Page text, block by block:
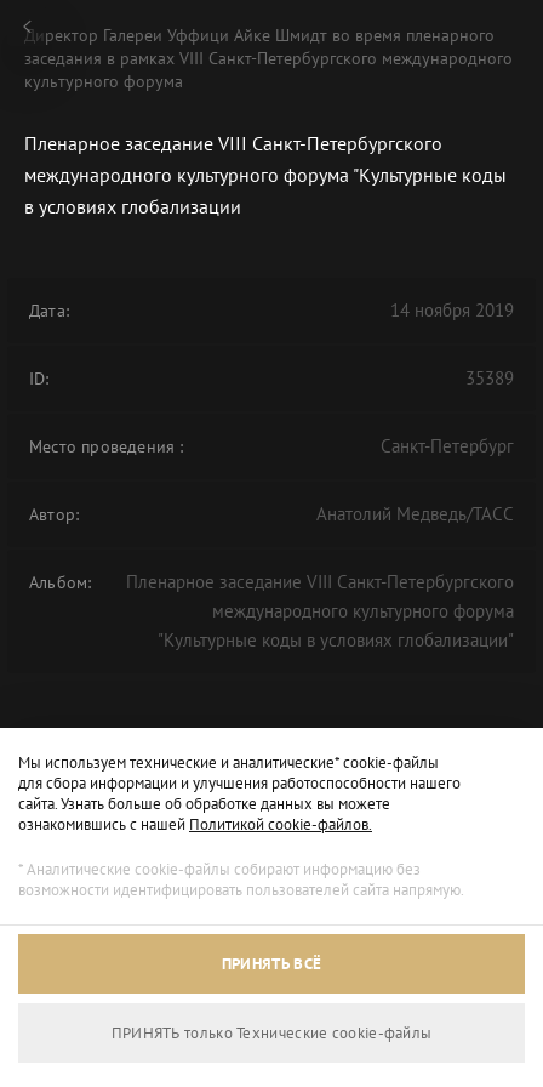
В АРХИВЕ
Архивный режим
Директор Галереи Уффици Айке Шмидт во время пленарного
заседания в рамках VIII Санкт-Петербургского международного
культурного форума
Пленарное заседание VIII Санкт-Петербургского
международного культурного форума "Культурные коды
в условиях глобализации
Дата: 14 ноября 2019
ID: 35389
Место проведения : Санкт-Петербург
Автор: Анатолий Медведь/ТАСС
Альбом:
Пленарное заседание VIII Санкт-Петербургского
международного культурного форума
"Культурные коды в условиях глобализации"
Мы используем технические и аналитические* cookie-файлы
для сбора информации и улучшения работоспособности нашего
сайта. Узнать больше об обработке данных вы можете
ознакомившись с нашей Политикой cookie-файлов.
* Аналитические cookie-файлы собирают информацию без
возможности идентифицировать пользователей сайта напрямую.
ПРИНЯТЬ ВСЁ
ПРИНЯТЬ только Технические сookie-файлы